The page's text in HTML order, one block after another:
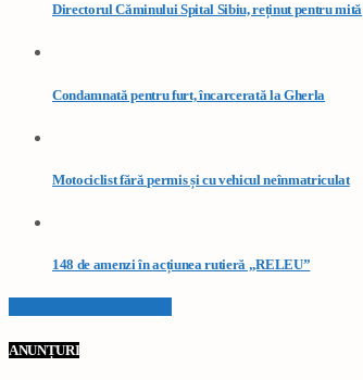
Directorul Căminului Spital Sibiu, reținut pentru mită
Condamnată pentru furt, încarcerată la Gherla
Motociclist fără permis și cu vehicul neînmatriculat
148 de amenzi în acțiunea rutieră „RELEU”
ANUNȚURI